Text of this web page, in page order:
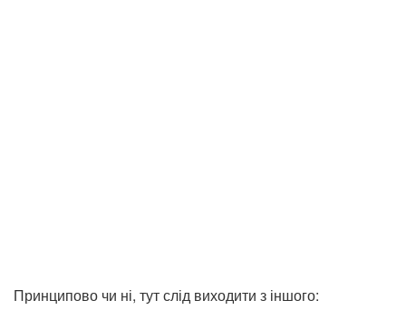
Принципово чи ні, тут слід виходити з іншого: